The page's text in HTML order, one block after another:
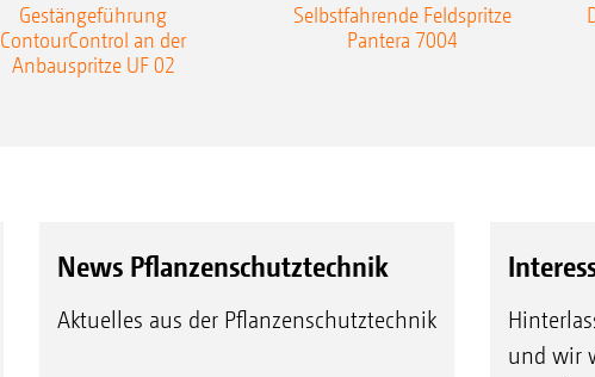
Gestängeführung
ContourControl an der
Anbauspritze UF 02
Selbstfahrende Feldspritze
Pantera 7004
News Pflanzenschutztechnik
Aktuelles aus der Pflanzenschutztechnik
und wir